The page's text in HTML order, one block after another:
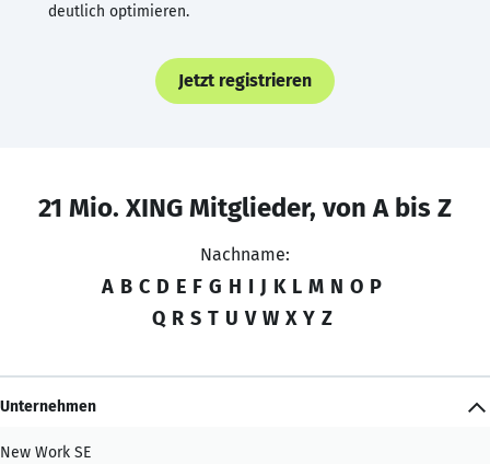
deutlich optimieren.
Jetzt registrieren
21 Mio. XING Mitglieder, von A bis Z
Nachname:
A B C D E F G H I J K L M N O P
Q R S T U V W X Y Z
Unternehmen
New Work SE